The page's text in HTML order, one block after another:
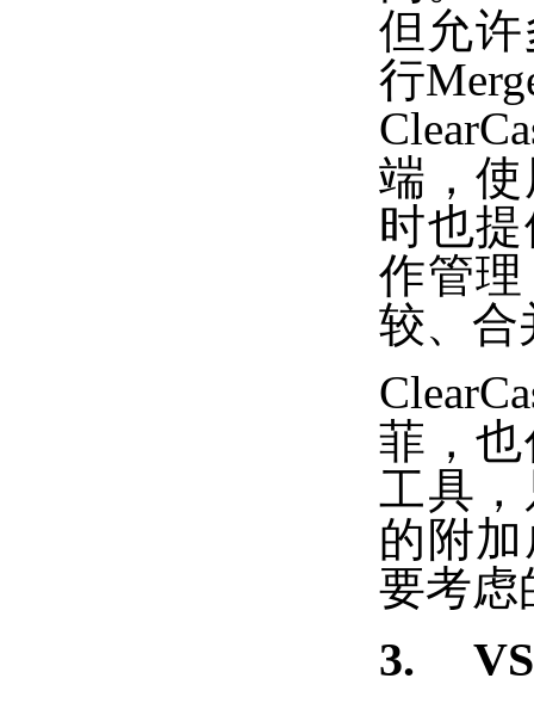
但允许
行
端，使
时也
作管
较、合
菲，
工具
的附加
要考虑
3.